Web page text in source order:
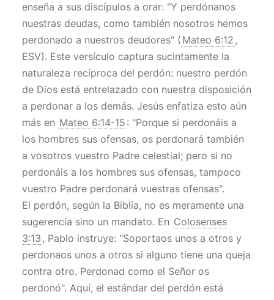
enseña a sus discípulos a orar: "Y perdónanos
nuestras deudas, como también nosotros hemos
perdonado a nuestros deudores" ( Mateo 6:12 ,
ESV). Este versículo captura sucintamente la
naturaleza recíproca del perdón: nuestro perdón
de Dios está entrelazado con nuestra disposición
a perdonar a los demás. Jesús enfatiza esto aún
más en Mateo 6:14-15 : "Porque si perdonáis a
los hombres sus ofensas, os perdonará también
a vosotros vuestro Padre celestial; pero si no
perdonáis a los hombres sus ofensas, tampoco
vuestro Padre perdonará vuestras ofensas".
El perdón, según la Biblia, no es meramente una
sugerencia sino un mandato. En Colosenses
3:13 , Pablo instruye: "Soportaos unos a otros y
perdonaos unos a otros si alguno tiene una queja
contra otro. Perdonad como el Señor os
perdonó". Aquí, el estándar del perdón está